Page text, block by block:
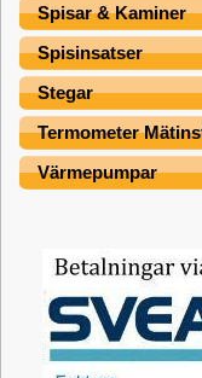
Spisar & Kaminer
Spisinsatser
Stegar
Termometer
Värmepumpar